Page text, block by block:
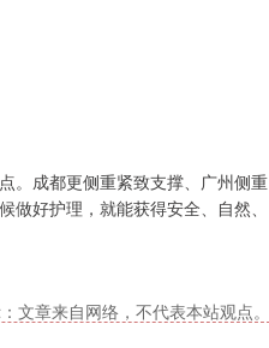
。成都更侧重紧致支撑、广州侧重
好护理，就能获得安全、自然、
文章来自网络，不代表本站观点。